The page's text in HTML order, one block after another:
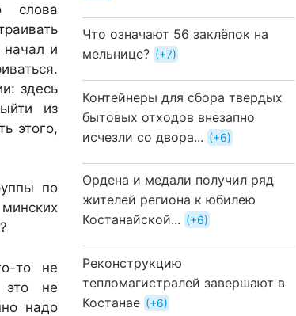
слова
начал и
здесь
из
этого,
по
то не
это не
надо
Что означают 56 заклёпок на
мельнице?
+7
Контейнеры для сбора твердых
бытовых отходов внезапно
исчезли со двора...
+6
Ордена и медали получил ряд
жителей региона к юбилею
Костанайской...
+6
Реконструкцию
тепломагистралей завершают в
Костанае
+6